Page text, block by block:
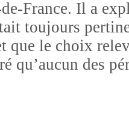
France. Il a
toujours
que le choix
qu’aucun des